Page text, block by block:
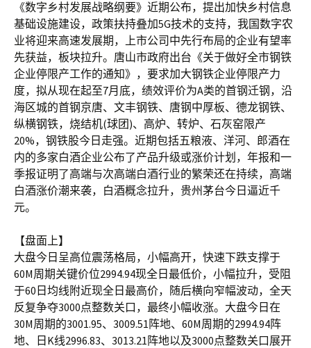
《数字乡村发展战略纲要》近期公布，提出加快乡村信息
基础设施建设，政策扶持叠加5G技术的支持，我国数字农
业将迎来高速发展期，上市公司中先行布局的企业有望率
先获益，板块拉升。唐山市政府出台《关于做好全市钢铁
企业停限产工作的通知》，要求加大钢铁企业停限产力
度，拟从现在起至7月底，绩效评价为A类的首钢迁钢，沿
海区城的首钢京唐、文丰钢铁、唐钢中厚板、德龙钢铁、
纵横钢铁，烧结机(球团)、高炉、转炉、石灰窑限产
20%，钢铁股今日走强。近期包括五粮液、洋河、郎酒在
内的多家白酒企业公布了产品升级或涨价计划，年报和一
季报证明了高端与次高端白酒行业的繁荣还在持续，高端
白酒涨价潮来袭，白酒概念拉升，贵州茅台今日逼近千
元。
【盘面上】
大盘今日呈高位震荡格局，小幅高开，快速下跌支撑于
60M周期关键价位2994.94现全日最低价，小幅拉升，受阻
于60日均线附近现全日最高价，随后横向窄幅波动，全天
反复争夺3000点整数关口，最终小幅收涨。大盘今日在
30M周期的3001.95、3009.51阵地、60M周期的2994.94阵
地、日K线2996.83、3013.21阵地以及3000点整数关口展开